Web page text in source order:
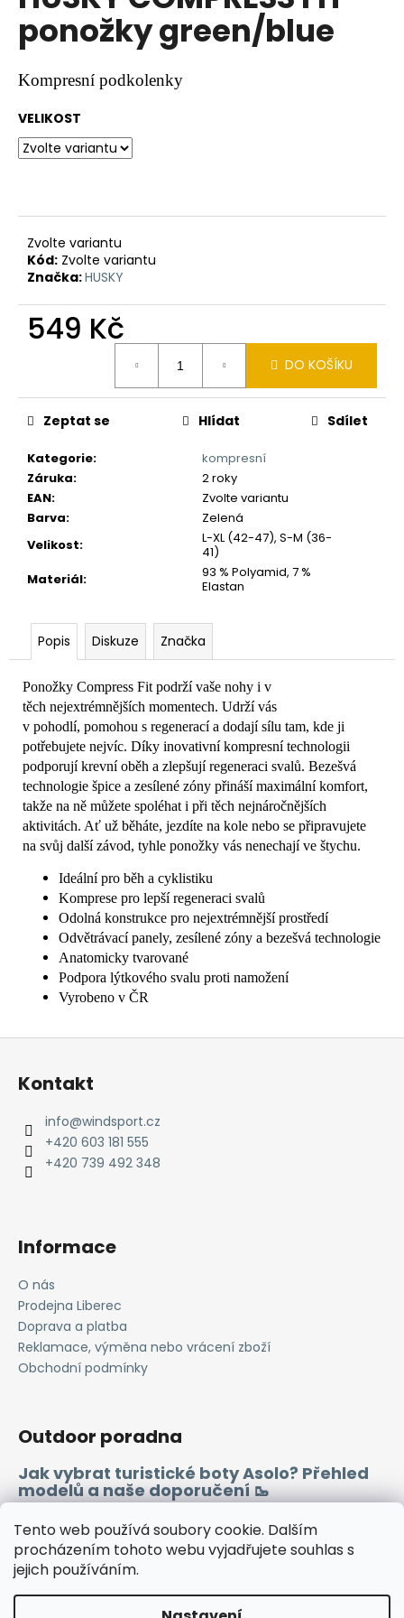
Tento web používá soubory cookie. Dalším
procházením tohoto webu vyjadřujete souhlas s
jejich používáním.
5
hvězdiček.
ponožky green/blue
Kompresní podkolenky
VELIKOST
Zvolte variantu
Kód: Zvolte variantu
Značka:HUSKY
549 Kč
DO KOŠÍKU
Kategorie:
kompresní
Záruka:
2 roky
EAN:
Zvolte variantu
Barva:
Zelená
Velikost:
L-XL (42-47), S-M (36-
41)
Materiál:
93 % Polyamid, 7 %
Elastan
Zeptat se Hlídat Sdílet
Popis Diskuze Značka
Ponožky Compress Fit podrží vaše nohy i v
těch nejextrémnějších momentech. Udrží vás
v pohodlí, pomohou s regenerací a dodají sílu tam, kde ji
potřebujete nejvíc. Díky inovativní kompresní technologii
podporují krevní oběh a zlepšují regeneraci svalů. Bezešvá
technologie špice a zesílené zóny přináší maximální komfort,
takže na ně můžete spoléhat i při těch nejnáročnějších
aktivitách. Ať už běháte, jezdíte na kole nebo se připravujete
na svůj další závod, tyhle ponožky vás nenechají ve štychu.
Ideální pro běh a cyklistiku
Komprese pro lepší regeneraci svalů
Odolná konstrukce pro nejextrémnější prostředí
Odvětrávací panely, zesílené zóny a bezešvá technologie
Anatomicky tvarované
Podpora lýtkového svalu proti namožení
Vyrobeno v ČR
a
j
í
t
?
D
o
p
u
e
m
e
Z
Kontakt
info@windsport.cz
+420 603 181 555
+420 739 492 348
Informace
O nás
Prodejna Liberec
Doprava a platba
Reklamace, výměna nebo vrácení zboží
Obchodní podmínky
Outdoor poradna
Jak vybrat turistické boty Asolo? Přehled
modelů a naše doporučení 🥾